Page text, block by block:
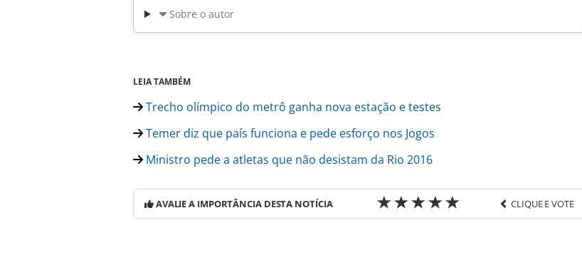
Sobre o autor
LEIA TAMBÉM
Trecho olímpico do metrô ganha nova estação e testes
Temer diz que país funciona e pede esforço nos Jogos
Ministro pede a atletas que não desistam da Rio 2016
AVALIE A IMPORTÂNCIA DESTA NOTÍCIA CLIQUE E VOTE